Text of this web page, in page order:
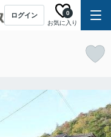
ログイン
お気に入り
0